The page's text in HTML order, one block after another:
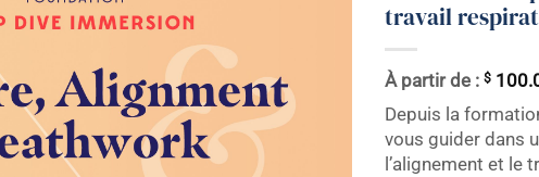
travail
À partir de : $
Depuis la
vous guider dans
l’alignement et le